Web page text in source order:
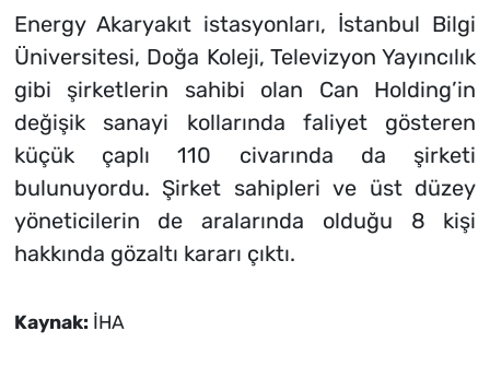
Energy Akaryakıt istasyonları, İstanbul Bilgi
Üniversitesi, Doğa Koleji, Televizyon Yayıncılık
gibi şirketlerin sahibi olan Can Holding’in
değişik sanayi kollarında faliyet gösteren
küçük çaplı 110 civarında da şirketi
bulunuyordu. Şirket sahipleri ve üst düzey
yöneticilerin de aralarında olduğu 8 kişi
hakkında gözaltı kararı çıktı.
Kaynak: İHA